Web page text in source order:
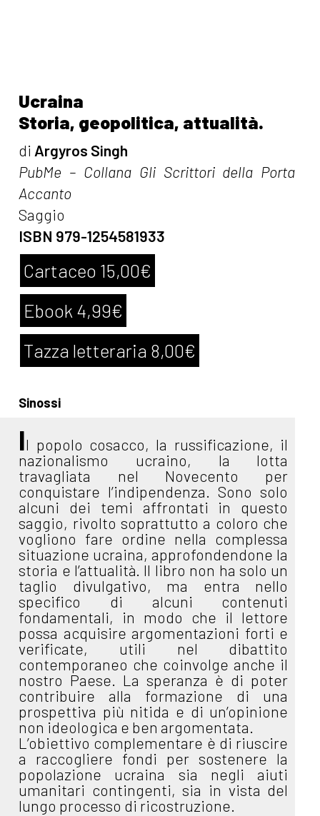
Ucraina
Storia, geopolitica, attualità.
di Argyros Singh
PubMe – Collana Gli Scrittori della Porta
Accanto
Saggio
ISBN 979-1254581933
Cartaceo 15,00€
Ebook 4,99€
Tazza letteraria 8,00€
Sinossi
Il popolo cosacco, la russificazione, il
nazionalismo ucraino, la lotta
travagliata nel Novecento per
conquistare l’indipendenza. Sono solo
alcuni dei temi affrontati in questo
saggio, rivolto soprattutto a coloro che
vogliono fare ordine nella complessa
situazione ucraina, approfondendone la
storia e l’attualità. Il libro non ha solo un
taglio divulgativo, ma entra nello
specifico di alcuni contenuti
fondamentali, in modo che il lettore
possa acquisire argomentazioni forti e
verificate, utili nel dibattito
contemporaneo che coinvolge anche il
nostro Paese. La speranza è di poter
contribuire alla formazione di una
prospettiva più nitida e di un’opinione
non ideologica e ben argomentata.
L’obiettivo complementare è di riuscire
a raccogliere fondi per sostenere la
popolazione ucraina sia negli aiuti
umanitari contingenti, sia in vista del
lungo processo di ricostruzione.